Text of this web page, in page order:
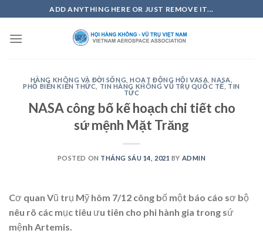
to
content
ADD ANYTHING HERE OR JUST REMOVE IT...
HÀNG KHÔNG VÀ ĐỜI SỐNG ,HOẠT ĐỘNG HỘI VASA ,NASA
PHỔ BIẾN KIẾN THỨC
TIN HÀNG KHÔNG VŨ TRỤ QUỐC TẾ
TIN
TỨC
NASA công bố kế hoạch chi tiết cho
sứ mệnh Mặt Trăng
POSTED ON THÁNG SÁU 14, 2021 BY ADMIN
Cơ quan Vũ trụ Mỹ hôm 7/12 công bố một báo cáo sơ bộ
nêu rõ các mục tiêu ưu tiên cho phi hành gia trong sứ
mệnh Artemis.